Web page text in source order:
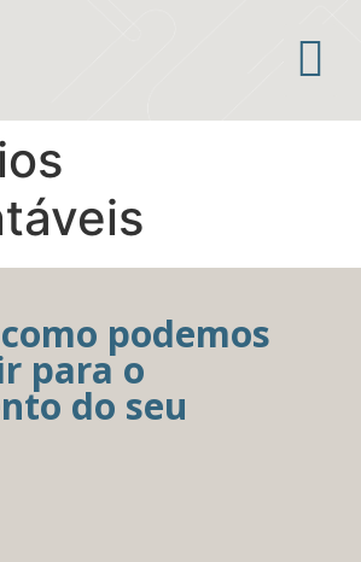
podemos
para o
do seu